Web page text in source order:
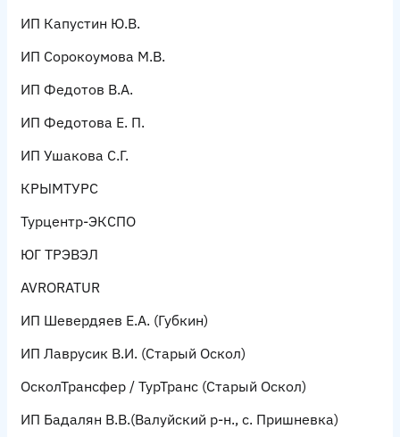
ИП Капустин Ю.В.
ИП Сорокоумова М.В.
ИП Федотов В.А.
ИП Федотова Е. П.
ИП Ушакова С.Г.
КРЫМТУРС
Турцентр-ЭКСПО
ЮГ ТРЭВЭЛ
AVRORATUR
ИП Шевердяев Е.А. (Губкин)
ИП Лаврусик В.И. (Старый Оскол)
ОсколТрансфер / ТурТранс (Старый Оскол)
ИП Бадалян В.В.(Валуйский р-н., с. Пришневка)